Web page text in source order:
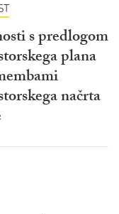
s predlogom
plana
načrta